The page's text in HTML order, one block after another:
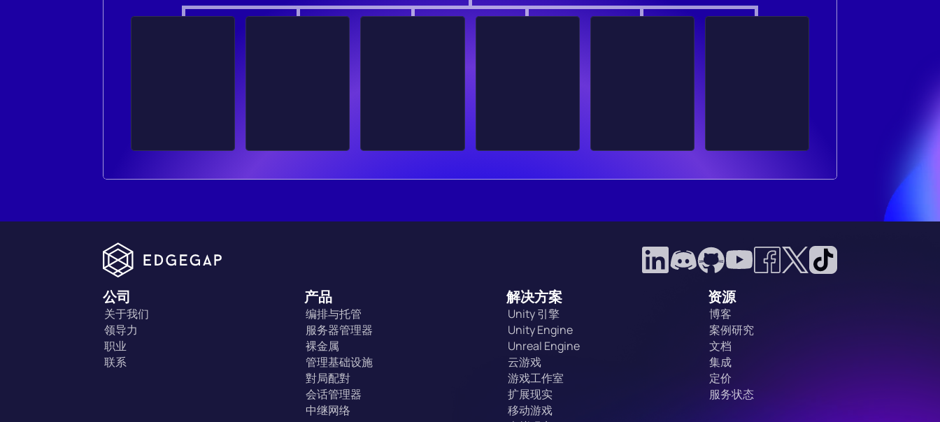
公司
关于我们
领导力
职业
联系
产品
编排与托管
服务器管理器
裸金属
管理基础设施
對局配對
会话管理器
中继网络
解决方案
Unity 引擎
Unity Engine
Unreal Engine
云游戏
游戏工作室
扩展现实
移动游戏
资源
博客
案例研究
文档
集成
定价
服务状态